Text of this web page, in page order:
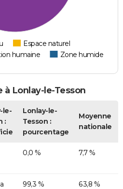
Espace naturel
humaine Zone humide
Lonlay-le-Tesson
le-
:
Lonlay-le-
Tesson :
pourcentage
Moyenne
nationale
0,0 % 7,7 %
99,3 % 63,8 %